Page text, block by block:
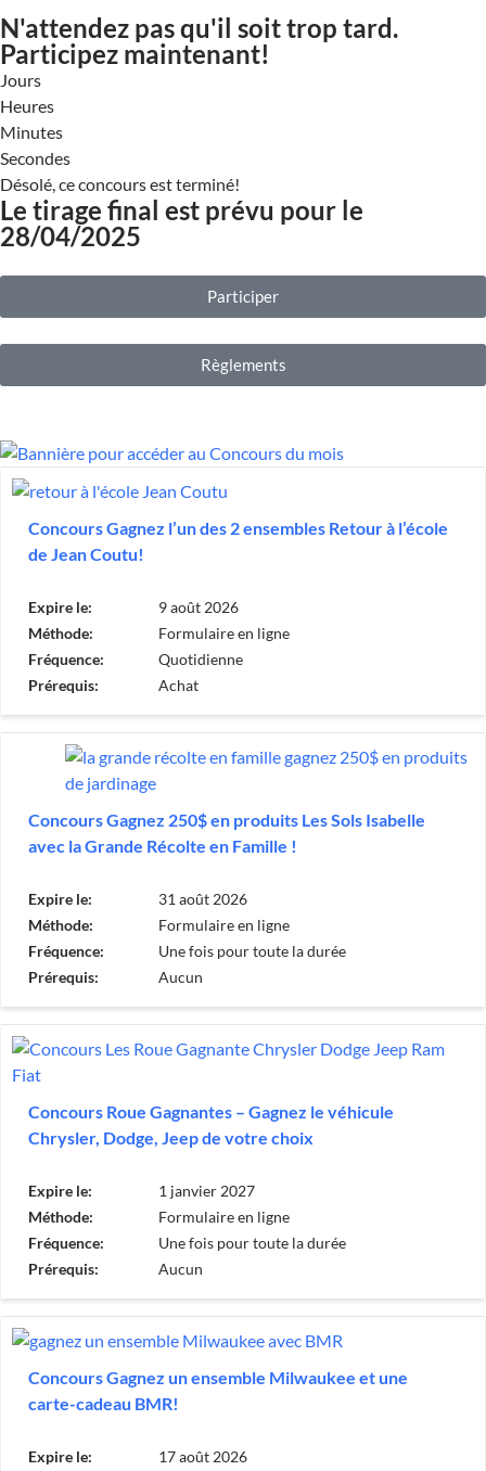
N'attendez pas qu'il soit trop tard.
Participez maintenant!
Jours
Heures
Minutes
Secondes
Désolé, ce concours est terminé!
Le tirage final est prévu pour le
28/04/2025
Participer
Règlements
Concours Gagnez l’un des 2 ensembles Retour à l’école
de Jean Coutu!
Expire le:
9 août 2026
Méthode:
Formulaire en ligne
Fréquence:
Quotidienne
Prérequis:
Achat
Concours Gagnez 250$ en produits Les Sols Isabelle
avec la Grande Récolte en Famille !
Expire le:
31 août 2026
Méthode:
Formulaire en ligne
Fréquence:
Une fois pour toute la durée
Prérequis:
Aucun
Concours Roue Gagnantes – Gagnez le véhicule
Chrysler, Dodge, Jeep de votre choix
Expire le:
1 janvier 2027
Méthode:
Formulaire en ligne
Fréquence:
Une fois pour toute la durée
Prérequis:
Aucun
Concours Gagnez un ensemble Milwaukee et une
carte-cadeau BMR!
Expire le:
17 août 2026